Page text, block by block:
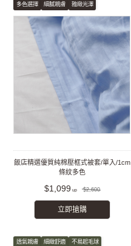
多色選擇 細膩親膚 雅緻光澤
飯店精選優質純棉壓框式被套/單入/1cm
條紋多色
$1,099 $2,600
立即搶購
透氣親膚 細緻舒適 不易起毛球